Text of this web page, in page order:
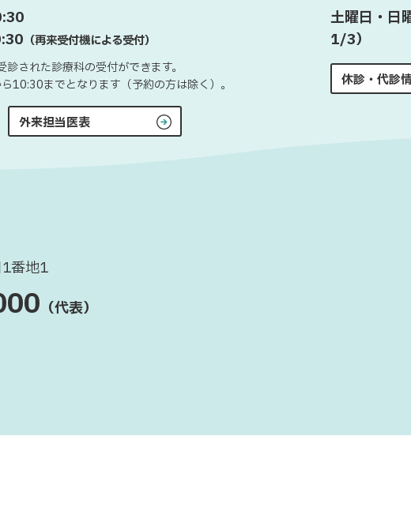
（再来受付機による受付）
された診療科の受付ができます。
10:30までとなります（予約の方は除く）。
外来担当医表
土曜日・日
1/3）
休診・代診
番地1
（代表）